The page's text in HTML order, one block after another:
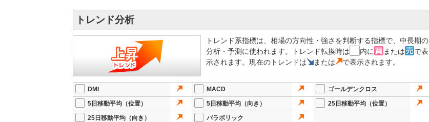
トレンド分析
トレンド系指標は、相場の方向性・強さを判断する指標で、中長期の
分析・予測に使われます。トレンド転換時は
内に または
で表
示されます。現在のトレンドは
または で表示されます。
DMI MACD
ゴールデンクロス
5日移動平均（位置）
5日移動平均（向き）
25日移動平均（位置）
25日移動平均（向き）
パラボリック